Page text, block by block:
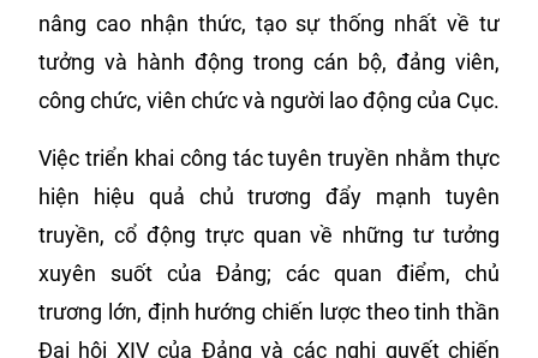
nâng cao nhận thức, tạo sự thống nhất về tư
tưởng và hành động trong cán bộ, đảng viên,
công chức, viên chức và người lao động của Cục.
Việc triển khai công tác tuyên truyền nhằm thực
hiện hiệu quả chủ trương đẩy mạnh tuyên
truyền, cổ động trực quan về những tư tưởng
xuyên suốt của Đảng; các quan điểm, chủ
trương lớn, định hướng chiến lược theo tinh thần
Đại hội XIV của Đảng và các nghị quyết chiến